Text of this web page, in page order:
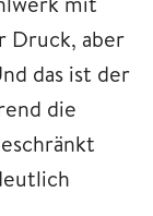
Druck, aber
das ist der
die